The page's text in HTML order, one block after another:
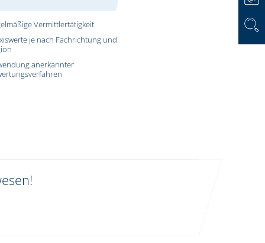
Vermittlertätigkeit
je nach Fachrichtung und
anerkannter